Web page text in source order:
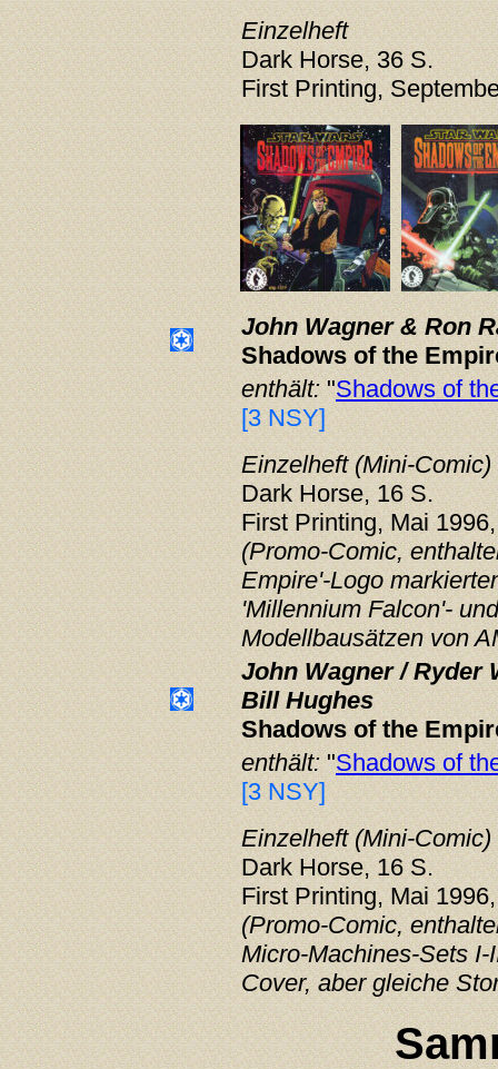
Einzelheft
Dark Horse, 36 S.
First Printing,
John Wagner & Ron
Shadows of the
enthält:"Shadows of
[3 NSY]
Einzelheft (Mini-Comic)
Dark Horse, 16 S.
First Printing, Mai
(Promo-Comic,
Empire'-Logo
'Millennium Falcon'-
Modellbausätzen von
John Wagner / Ryder
Bill Hughes
Shadows of the
enthält:"Shadows of
[3 NSY]
Einzelheft (Mini-Comic)
Dark Horse, 16 S.
First Printing, Mai
(Promo-Comic,
Micro-Machines-Sets
Cover, aber gleiche